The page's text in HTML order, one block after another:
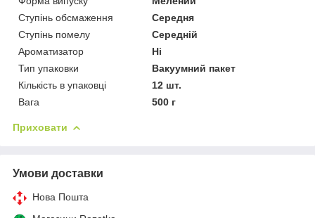
Ступінь обсмаження
Середня
Ступінь помелу
Середній
Ароматизатор
Ні
Тип упаковки
Вакуумний пакет
Кількість в упаковці
12 шт.
Вага
500 г
Приховати
Умови доставки
Нова Пошта